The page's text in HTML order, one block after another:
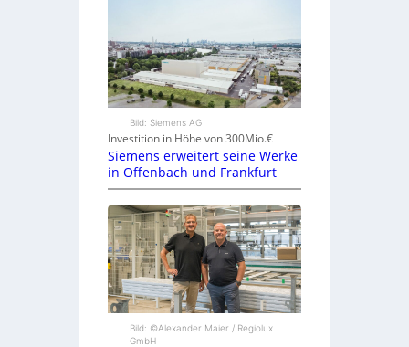
Bild: Siemens AG
Investition in Höhe von 300Mio.€
Siemens erweitert seine Werke
in Offenbach und Frankfurt
Bild: ©Alexander Maier / Regiolux
GmbH